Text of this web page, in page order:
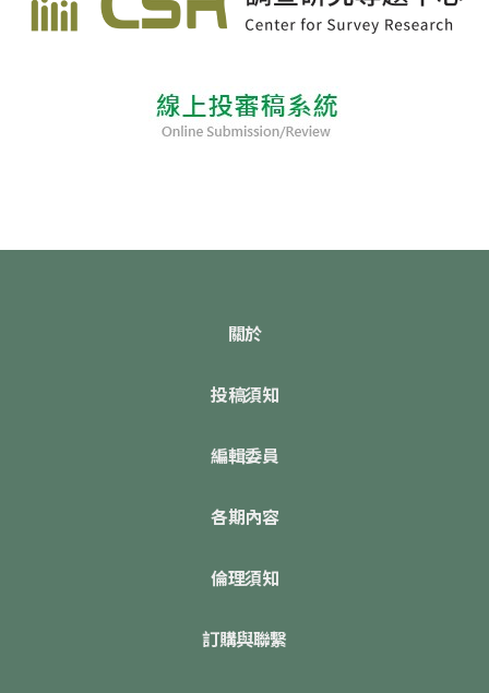
關於
投稿須知
編輯委員
各期內容
倫理須知
訂購與聯繫